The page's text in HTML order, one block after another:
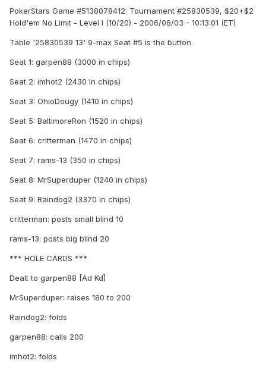
PokerStars Game #5138078412: Tournament #25830539, $20+$2
Hold'em No Limit - Level I (10/20) - 2006/06/03 - 10:13:01 (ET)
Table '25830539 13' 9-max Seat #5 is the button
Seat 1: garpen88 (3000 in chips)
Seat 2: imhot2 (2430 in chips)
Seat 3: OhioDougy (1410 in chips)
Seat 5: BaltimoreRon (1520 in chips)
Seat 6: critterman (1470 in chips)
Seat 7: rams-13 (350 in chips)
Seat 8: MrSuperduper (1240 in chips)
Seat 9: Raindog2 (3370 in chips)
critterman: posts small blind 10
rams-13: posts big blind 20
*** HOLE CARDS ***
Dealt to garpen88 [Ad Kd]
MrSuperduper: raises 180 to 200
Raindog2: folds
garpen88: calls 200
imhot2: folds